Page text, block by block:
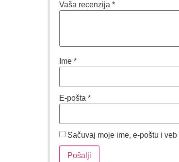
Vaša recenzija *
Ime *
E-pošta *
Sačuvaj moje ime, e-poštu i